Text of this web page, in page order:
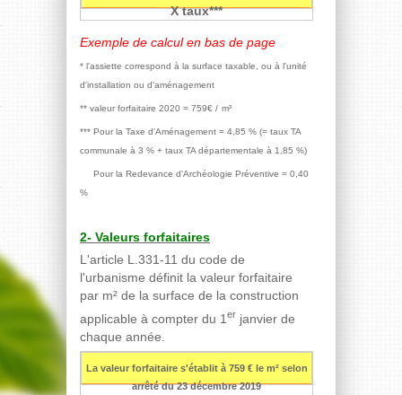
X taux***
Exemple de calcul en bas de page
* l'assiette correspond à la surface taxable, ou à l'unité
d'installation ou d'aménagement
** valeur forfaitaire 2020 = 759€ / m²
*** Pour la Taxe d'Aménagement = 4,85 % (= taux TA
communale à 3 % + taux TA départementale à 1,85 %)
Pour la Redevance d'Archéologie Préventive = 0,40
%
2- Valeurs forfaitaires
L'article L.331-11 du code de
l'urbanisme définit la valeur forfaitaire
par m² de la surface de la construction
applicable à compter du 1 er janvier de
chaque année.
La valeur forfaitaire s'établit à 759 € le m² selon
arrêté du 23 décembre 2019